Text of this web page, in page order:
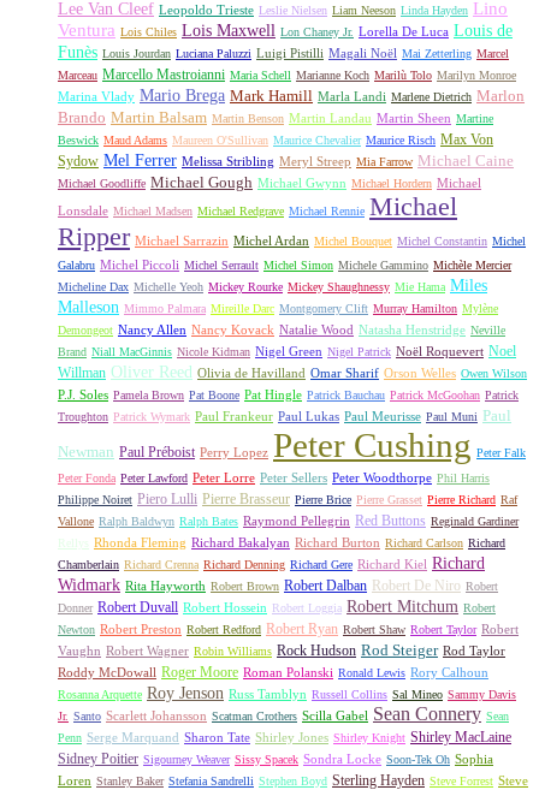
Lee Van Cleef Leopoldo Trieste Leslie Nielsen Liam Neeson Linda Hayden Lino
Ventura Lois Chiles Lois Maxwell Lon Chaney Jr. Lorella De Luca Louis de
Funès Louis Jourdan Luciana Paluzzi Luigi Pistilli Magali Noël Mai Zetterling Marcel
Marceau Marcello Mastroianni Maria Schell Marianne Koch Marilù Tolo Marilyn Monroe
Marina Vlady Mario Brega Mark Hamill Marla Landi Marlene Dietrich Marlon
Brando Martin Balsam Martin Benson Martin Landau Martin Sheen Martine
Beswick Maud Adams Maureen O'Sullivan Maurice Chevalier Maurice Risch Max Von
Sydow Mel Ferrer Melissa Stribling Meryl Streep Mia Farrow Michael Caine
Michael Goodliffe Michael Gough Michael Gwynn Michael Hordern Michael
Lonsdale Michael Madsen Michael Redgrave Michael Rennie Michael
Ripper Michael Sarrazin Michel Ardan Michel Bouquet Michel Constantin Michel
Galabru Michel Piccoli Michel Serrault Michel Simon Michele Gammino Michèle Mercier
Micheline Dax Michelle Yeoh Mickey Rourke Mickey Shaughnessy Mie Hama Miles
Malleson Mimmo Palmara Mireille Darc Montgomery Clift Murray Hamilton Mylène
Demongeot Nancy Allen Nancy Kovack Natalie Wood Natasha Henstridge Neville
Brand Niall MacGinnis Nicole Kidman Nigel Green Nigel Patrick Noël Roquevert Noel
Willman Oliver Reed Olivia de Havilland Omar Sharif Orson Welles Owen Wilson
P.J. Soles Pamela Brown Pat Boone Pat Hingle Patrick Bauchau Patrick McGoohan Patrick
Troughton Patrick Wymark Paul Frankeur Paul Lukas Paul Meurisse Paul Muni Paul
Newman Paul Préboist Perry Lopez Peter Cushing Peter Falk
Peter Fonda Peter Lawford Peter Lorre Peter Sellers Peter Woodthorpe Phil Harris
Philippe Noiret Piero Lulli Pierre Brasseur Pierre Brice Pierre Grasset Pierre Richard Raf
Vallone Ralph Baldwyn Ralph Bates Raymond Pellegrin Red Buttons Reginald Gardiner
Rellys
Rhonda Fleming Richard Bakalyan Richard Burton Richard Carlson Richard
Chamberlain Richard Crenna Richard Denning Richard Gere Richard Kiel Richard
Widmark Rita Hayworth Robert Brown Robert Dalban Robert De Niro Robert
Donner Robert Duvall Robert Hossein Robert Loggia Robert Mitchum Robert
Newton Robert Preston Robert Redford Robert Ryan Robert Shaw Robert Taylor Robert
Vaughn Robert Wagner Robin Williams Rock Hudson Rod Steiger Rod Taylor
Roddy McDowall Roger Moore Roman Polanski Ronald Lewis Rory Calhoun
Rosanna Arquette Roy Jenson Russ Tamblyn Russell Collins Sal Mineo Sammy Davis
Jr. Santo Scarlett Johansson Scatman Crothers Scilla Gabel Sean Connery Sean
Penn Serge Marquand Sharon Tate Shirley Jones Shirley Knight Shirley MacLaine
Sidney Poitier Sigourney Weaver Sissy Spacek Sondra Locke Soon-Tek Oh Sophia
Loren Stanley Baker Stefania Sandrelli Stephen Boyd Sterling Hayden Steve Forrest Steve